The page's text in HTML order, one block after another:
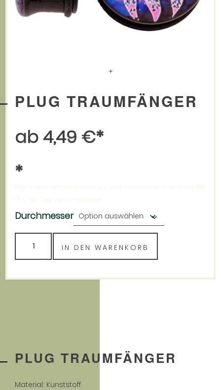
AGB
BATTERIEGESETZ
+
PLUG TRAUMFÄNGER
ab 4,49 €
Kein Mehrwertsteuerausweis, da Kleinunternehmer nach §19
(1) UStG. zzgl. Versandkosten
Durchmesser
Traumfänger
Menge
IN DEN WARENKORB
PLUG TRAUMFÄNGER
Material: Kunststoff